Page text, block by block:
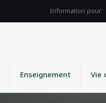
Enseignement Vie